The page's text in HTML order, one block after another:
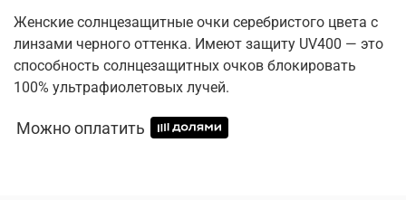
Женские солнцезащитные очки серебристого цвета с
линзами черного оттенка. Имеют защиту UV400 — это
способность солнцезащитных очков блокировать
100% ультрафиолетовых лучей.
Можно оплатить